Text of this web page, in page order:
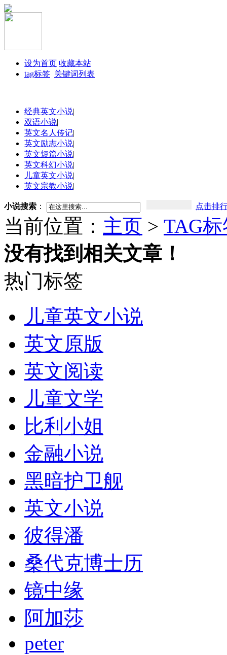
设为首页 收藏本站
tag标签 关键词列表
经典英文小说|
双语小说|
英文名人传记|
英文励志小说|
英文短篇小说|
英文科幻小说|
儿童英文小说|
英文宗教小说|
小说搜索 ： 点击排
当前位置： 主页 > TAG
没有找到相关文章！
热门标签
儿童英文小说
英文原版
英文阅读
儿童文学
比利小姐
金融小说
黑暗护卫舰
英文小说
彼得潘
桑代克博士历
镜中缘
阿加莎
peter